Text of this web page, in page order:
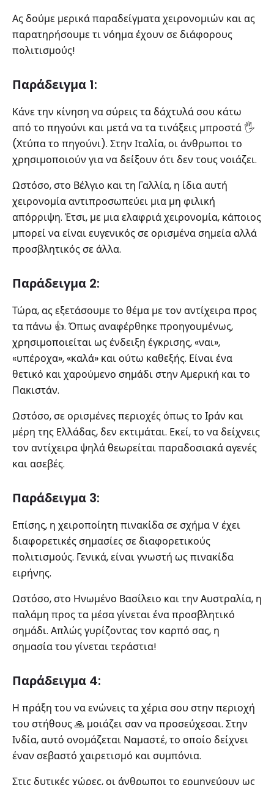
Ας δούμε μερικά παραδείγματα χειρονομιών και ας
παρατηρήσουμε τι νόημα έχουν σε διάφορους
πολιτισμούς!
Παράδειγμα 1:
Κάνε την κίνηση να σύρεις τα δάχτυλά σου κάτω
από το πηγούνι και μετά να τα τινάξεις μπροστά 🖐️
(Χτύπα το πηγούνι). Στην Ιταλία, οι άνθρωποι το
χρησιμοποιούν για να δείξουν ότι δεν τους νοιάζει.
Ωστόσο, στο Βέλγιο και τη Γαλλία, η ίδια αυτή
χειρονομία αντιπροσωπεύει μια μη φιλική
απόρριψη. Έτσι, με μια ελαφριά χειρονομία, κάποιος
μπορεί να είναι ευγενικός σε ορισμένα σημεία αλλά
προσβλητικός σε άλλα.
Παράδειγμα 2:
Τώρα, ας εξετάσουμε το θέμα με τον αντίχειρα προς
τα πάνω 👍. Όπως αναφέρθηκε προηγουμένως,
χρησιμοποιείται ως ένδειξη έγκρισης, «ναι»,
«υπέροχα», «καλά» και ούτω καθεξής. Είναι ένα
θετικό και χαρούμενο σημάδι στην Αμερική και το
Πακιστάν.
Ωστόσο, σε ορισμένες περιοχές όπως το Ιράν και
μέρη της Ελλάδας, δεν εκτιμάται. Εκεί, το να δείχνεις
τον αντίχειρα ψηλά θεωρείται παραδοσιακά αγενές
και ασεβές.
Παράδειγμα 3:
Επίσης, η χειροποίητη πινακίδα σε σχήμα V έχει
διαφορετικές σημασίες σε διαφορετικούς
πολιτισμούς. Γενικά, είναι γνωστή ως πινακίδα
ειρήνης.
Ωστόσο, στο Ηνωμένο Βασίλειο και την Αυστραλία, η
παλάμη προς τα μέσα γίνεται ένα προσβλητικό
σημάδι. Απλώς γυρίζοντας τον καρπό σας, η
σημασία του γίνεται τεράστια!
Παράδειγμα 4:
Η πράξη του να ενώνεις τα χέρια σου στην περιοχή
του στήθους 🙏 μοιάζει σαν να προσεύχεσαι. Στην
Ινδία, αυτό ονομάζεται Ναμαστέ, το οποίο δείχνει
έναν σεβαστό χαιρετισμό και συμπόνια.
Στις δυτικές χώρες, οι άνθρωποι το ερμηνεύουν ως